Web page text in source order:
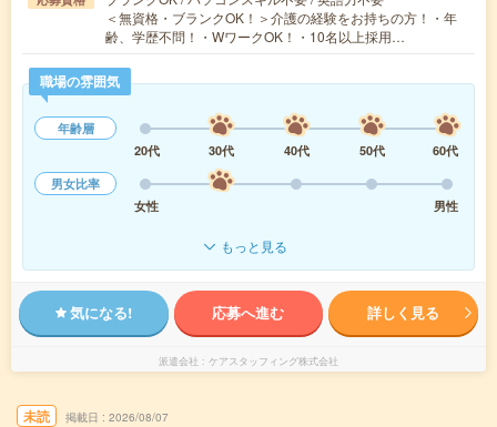
＜無資格・ブランクOK！＞介護の経験をお持ちの方！・年
齢、学歴不問！・WワークOK！・10名以上採用…
職場の雰囲気
年齢層
20代
30代 40代 50代
60代
男女比率
女性
男性
もっと見る
気になる! 応募へ進む 詳しく見る
派遣会社 ケアスタッフィング株式会社
未読 掲載日 2026/08/07